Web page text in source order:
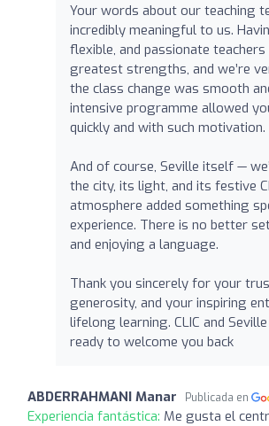
Your words about our teaching
incredibly meaningful to us.
flexible, and passionate
greatest strengths, and we’re
the class change was smooth
intensive programme allowed
quickly and with such motivation.
And of course, Seville itself —
the city, its light, and its festive
atmosphere added something
experience. There is no better
and enjoying a language.
Thank you sincerely for your
generosity, and your inspiring
lifelong learning. CLIC and
ready to welcome you back
ABDERRAHMANI Manar Publicada en
Experiencia fantástica: Me gusta el